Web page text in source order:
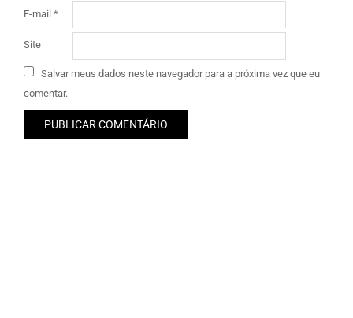
E-mail *
Site
Salvar meus dados neste navegador para a próxima vez que eu
comentar.